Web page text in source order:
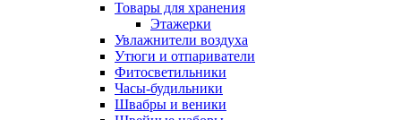
Товары для хранения
Этажерки
Увлажнители воздуха
Утюги и отпариватели
Фитосветильники
Часы-будильники
Швабры и веники